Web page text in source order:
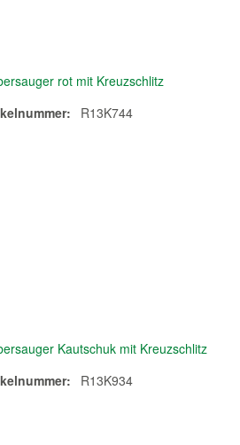
rot mit Kreuzschlitz
R13K744
Kautschuk mit Kreuzschlitz
R13K934